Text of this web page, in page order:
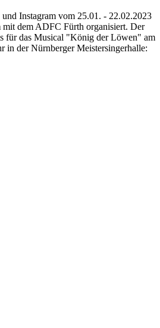
Instagram vom 25.01. - 22.02.2023
mit dem ADFC Fürth organisiert. Der
für das Musical "König der Löwen" am
in der Nürnberger Meistersingerhalle: